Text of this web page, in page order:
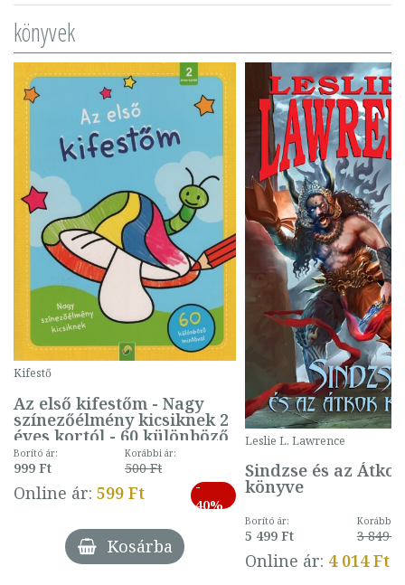
könyvek
Kifestő
Az első kifestőm - Nagy
színezőélmény kicsiknek 2
éves kortól - 60 különböző
mintával (gombás)
Borító ár:
999 Ft
Korábbi ár:
500 Ft
Online ár: 599 Ft
-
40%
Kosárba
Leslie L. Lawrence
Sindzse és az Átkok
könyve
Borító ár:
5 499 Ft
Korábbi
3 849 Ft
Online ár: 4 014 Ft